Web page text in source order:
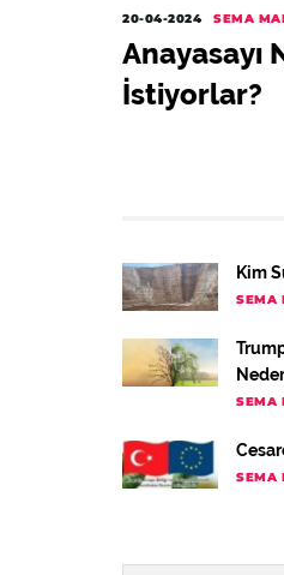
20-04-2024 SEMA
Anayasayı
İstiyorlar?
Kim
SEMA
SEMA
SEMA